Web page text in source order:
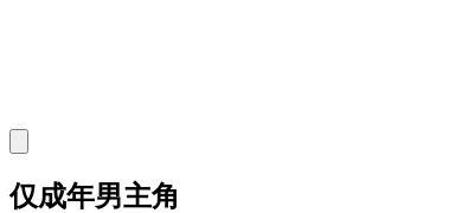
仅成年男主角